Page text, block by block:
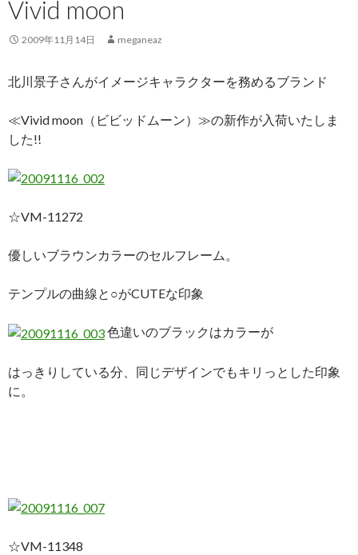
Vivid moon
2009年11月14日 meganeaz
北川景子さんがイメージキャラクターを務めるブランド
≪Vivid moon（ビビッドムーン）≫の新作が入荷いたしま
した!!
☆VM-11272
優しいブラウンカラーのセルフレーム。
テンプルの曲線と○がCUTEな印象
色違いのブラックはカラーが
はっきりしている分、同じデザインでもキリっとした印象
に。
☆VM-11348